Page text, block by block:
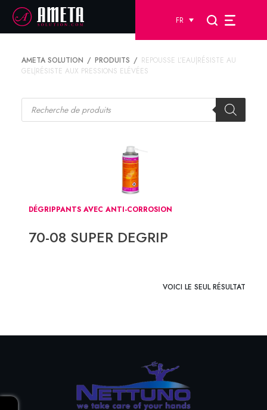
FR
AMETA SOLUTION PRODUITS
REPOUSSE L’EAU|RÉSISTE AU
GEL|RÉSISTE AUX PRESSIONS ELÉVÉES
Recherche
produits
DÉGRIPPANTS AVEC ANTI-CORROSION
70-08 SUPER DEGRIP
VOICI LE SEUL RÉSULTAT